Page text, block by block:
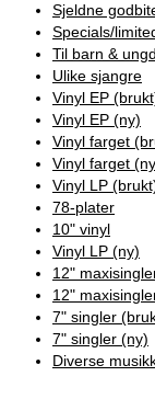
Sjeldne
Specials/
Til barn &
Ulike sjangre
Vinyl EP
Vinyl EP (ny)
Vinyl farget
Vinyl farget
Vinyl LP
78-plater
10" vinyl
Vinyl LP (ny)
12"
12"
7" singler
7" singler (ny)
Diverse